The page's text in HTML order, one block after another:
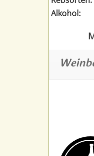
Alkohol: